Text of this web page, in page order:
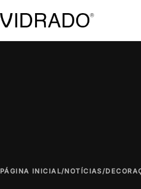
PÁGINA INICIAL/NOTÍCIAS/